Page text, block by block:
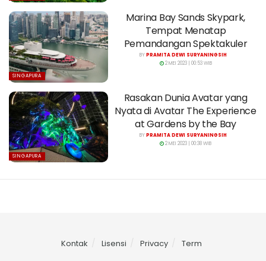
SINGAPURA
Marina Bay Sands Skypark,
Tempat Menatap
Pemandangan Spektakuler
BYPRAMITA DEWI SURYANINGSIH
2 MEI 2023 | 00:53 WIB
SINGAPURA
Rasakan Dunia Avatar yang
Nyata di Avatar The Experience
at Gardens by the Bay
BYPRAMITA DEWI SURYANINGSIH
2 MEI 2023 | 00:38 WIB
Kontak Lisensi Privacy Term